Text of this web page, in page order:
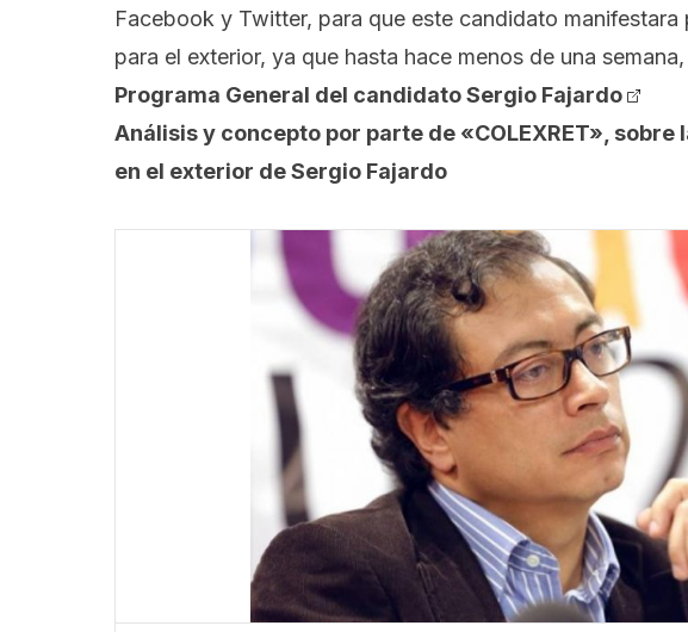
Facebook y Twitter, para que este candidato
para el exterior, ya que hasta hace menos de una
Programa General del candidato Sergio Fajardo
Análisis y concepto por parte de «COLEXRET»,
en el exterior de Sergio Fajardo